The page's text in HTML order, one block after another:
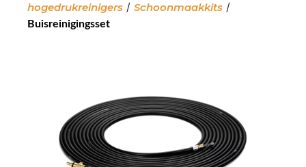
hogedrukreinigers / Schoonmaakkits /
Buisreinigingsset